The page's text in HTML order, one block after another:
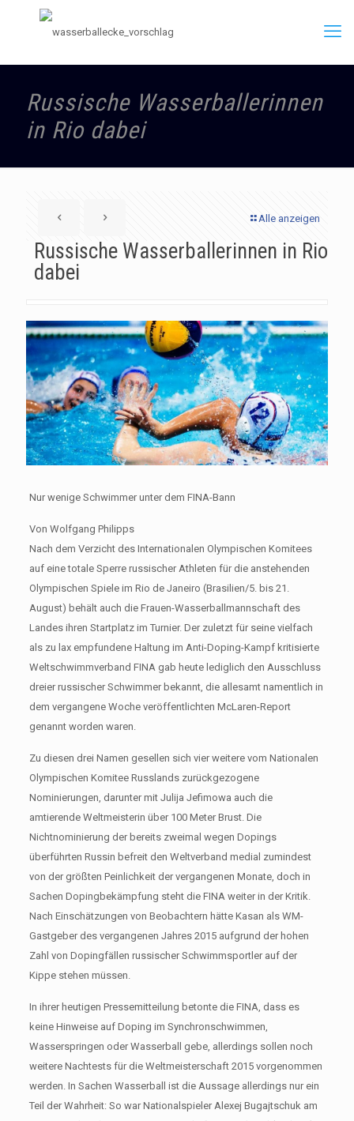
Russische Wasserballerinnen
in Rio dabei
Alle anzeigen
Russische Wasserballerinnen in Rio
dabei
Nur wenige Schwimmer unter dem FINA-Bann
Von Wolfgang Philipps
Nach dem Verzicht des Internationalen Olympischen Komitees
auf eine totale Sperre russischer Athleten für die anstehenden
Olympischen Spiele im Rio de Janeiro (Brasilien/5. bis 21.
August) behält auch die Frauen-Wasserballmannschaft des
Landes ihren Startplatz im Turnier. Der zuletzt für seine vielfach
als zu lax empfundene Haltung im Anti-Doping-Kampf kritisierte
Weltschwimmverband FINA gab heute lediglich den Ausschluss
dreier russischer Schwimmer bekannt, die allesamt namentlich in
dem vergangene Woche veröffentlichten McLaren-Report
genannt worden waren.
Zu diesen drei Namen gesellen sich vier weitere vom Nationalen
Olympischen Komitee Russlands zurückgezogene
Nominierungen, darunter mit Julija Jefimowa auch die
amtierende Weltmeisterin über 100 Meter Brust. Die
Nichtnominierung der bereits zweimal wegen Dopings
überführten Russin befreit den Weltverband medial zumindest
von der größten Peinlichkeit der vergangenen Monate, doch in
Sachen Dopingbekämpfung steht die FINA weiter in der Kritik.
Nach Einschätzungen von Beobachtern hätte Kasan als WM-
Gastgeber des vergangenen Jahres 2015 aufgrund der hohen
Zahl von Dopingfällen russischer Schwimmsportler auf der
Kippe stehen müssen.
In ihrer heutigen Pressemitteilung betonte die FINA, dass es
keine Hinweise auf Doping im Synchronschwimmen,
Wasserspringen oder Wasserball gebe, allerdings sollen noch
weitere Nachtests für die Weltmeisterschaft 2015 vorgenommen
werden. In Sachen Wasserball ist die Aussage allerdings nur ein
Teil der Wahrheit: So war Nationalspieler Alexej Bugajtschuk am